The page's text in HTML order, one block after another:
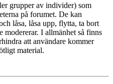
grupper av individer) som
på forumet. De kan
låsa, låsa upp, flytta, ta bort
modererar. I allmänhet så finns
att användare kommer
material.